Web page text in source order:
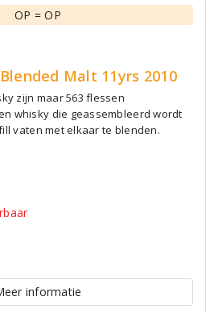
OP = OP
Malt 11yrs 2010
zijn maar 563 flessen
whisky die geassembleerd wordt
vaten met elkaar te blenden.
informatie